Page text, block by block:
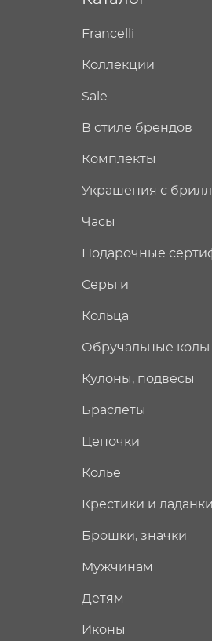
Francelli
Коллекции
Sale
В стиле брендов
Комплекты
Украшения с
Часы
Подарочные
Серьги
Кольца
Обручальные
Кулоны, подвесы
Браслеты
Цепочки
Колье
Крестики и ладанки
Брошки, значки
Мужчинам
Детям
Иконы